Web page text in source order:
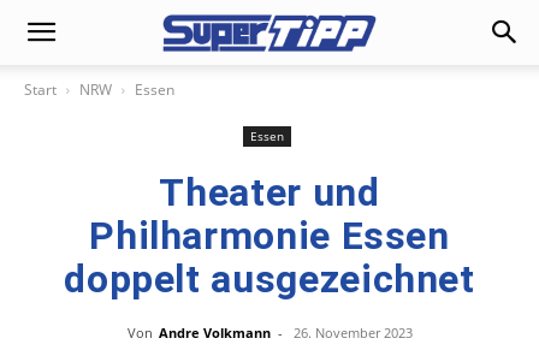
Start NRW Essen
Essen
Theater und
Philharmonie Essen
doppelt ausgezeichnet
Von Andre Volkmann - 26. November 2023